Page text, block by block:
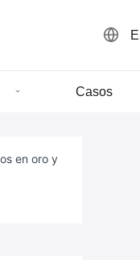
Casos
en oro y